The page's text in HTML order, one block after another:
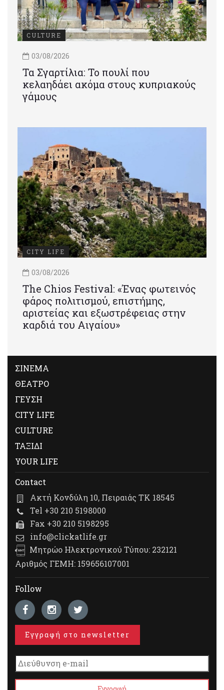
CULTURE
03/08/2026
Τα Σγαρτίλια: Το πουλί που
κελαηδάει ακόμα στους κυπριακούς
γάμους
CITY LIFE
03/08/2026
Τhe Chios Festival: «Ένας φωτεινός
φάρος πολιτισμού, επιστήμης,
αριστείας και εξωστρέφειας στην
καρδιά του Αιγαίου»
ΣΙΝΕΜΑ
ΘΕΑΤΡΟ
ΓΕΥΣΗ
CITY LIFE
CULTURE
ΤΑΞΙΔΙ
YOUR LIFE
Contact
Ακτή Κονδύλη 10, Πειραιάς ΤΚ 18545
Tel +30 210 5198000
Fax +30 210 5198295
info@clickatlife.gr
Μητρώο Ηλεκτρονικού Τύπου: 232121
Αριθμός ΓΕΜΗ: 159656107001
Follow
Εγγραφή στο newsletter